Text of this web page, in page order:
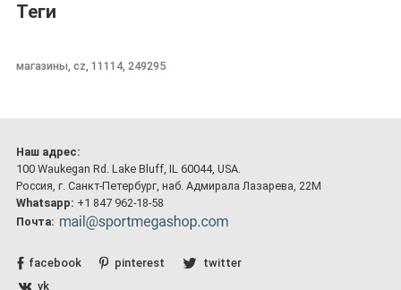
Теги
магазины, cz, 11114, 249295
Наш адрес:
100 Waukegan Rd. Lake Bluff, IL 60044, USA.
Россия, г. Санкт-Петербург, наб. Адмирала Лазарева, 22М
Whatsapp: +1 847 962-18-58
Почта:
facebook pinterest
twitter
vk